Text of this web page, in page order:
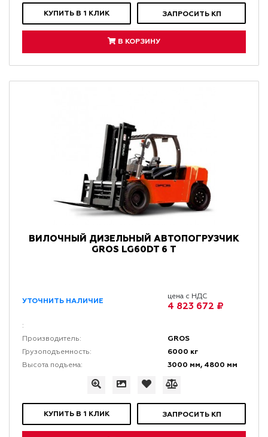
КУПИТЬ В 1 КЛИК ЗАПРОСИТЬ КП
В КОРЗИНУ
ВИЛОЧНЫЙ ДИЗЕЛЬНЫЙ АВТОПОГРУЗЧИК
GROS LG60DT 6 Т
УТОЧНИТЬ НАЛИЧИЕ
цена с НДС
4 823 672 ₽
:
Производитель:
GROS
Грузоподъемность: 6000 кг
Высота подъема: 3000 мм, 4800 мм
КУПИТЬ В 1 КЛИК ЗАПРОСИТЬ КП